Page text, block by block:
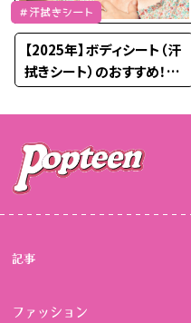
＃汗拭きシート
【2025年】ボディシート（汗
拭きシート）のおすすめ！レ
ディース・メンズ別に紹介
記事
ファッション